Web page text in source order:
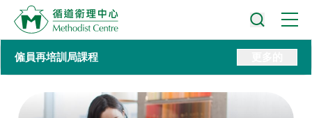
僱員再培訓局課程